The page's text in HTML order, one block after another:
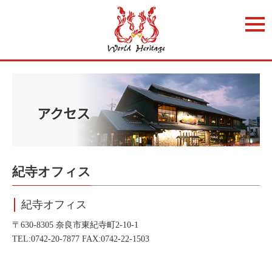
t
o
l
n
v
i
a
t
i
o
アクセス
紀寺オフィス
紀寺オフィス
〒630-8305 奈良市東紀寺町2-10-1
TEL:0742-20-7877 FAX:0742-22-1503